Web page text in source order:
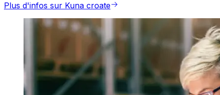
Plus d'infos sur Kuna croate